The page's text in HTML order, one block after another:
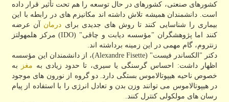
كشورهای صنعتی، كشورهای در حال توسعه را هم تحت تأثیر قرار داده
است. دانشمندان همیشه تلاش داشته اند مكانیزم های در رابطه با این
بیماری را شناسایی كنند تا روش های جدیدی برای درمان آن عرضه
كنند اما پژوهشگران "مؤسسه دیابت و چاقی" (IDO) مركز هلمهولتز
زنتروم، گام مهمی در این زمینه برداشته اند.
دكتر "الكساندر فیست" (Alexandre Fisette)، از دانشمندان این مؤسسه
اظهار داشت: احساس گرسنگی یا سیری، تا حدود زیادی به مغز
به
خصوص ناحیه هیپوتالاموس بستگی دارد. دو گروه از نورون های موجود
در هیپوتالاموس می توانند وزن بدن و تعادل انرژی را با استفاده از پیام
رسان های مولكولی كنترل كنند.